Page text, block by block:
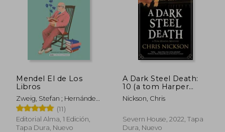
45% 40%
dcto.
Mendel El de Los
Libros
Zweig, Stefan ; Hernández
Rodilla, Itziar ; Pallarès,
Marc
(11)
Editorial Alma, 1 Edición,
Tapa Dura, Nuevo
A Dark Steel Death:
10 (a tom Harper
Mystery) (en Inglés)
Nickson, Chris
Severn House, 2022, Tapa
Dura, Nuevo